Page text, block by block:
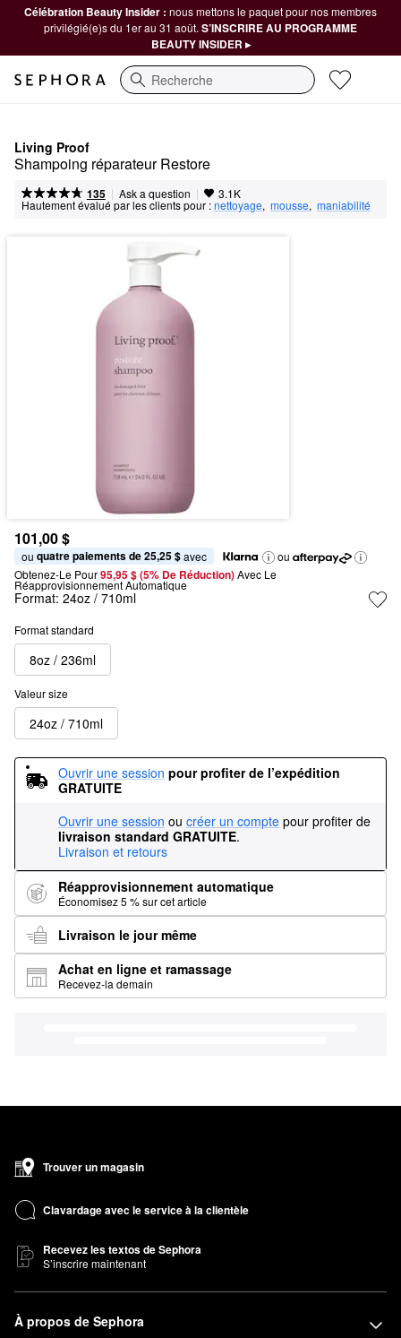
Célébration Beauty Insider : nous mettons le paquet pour nos membres
privilégié(e)s du 1er au 31 août. S’INSCRIRE AU PROGRAMME
BEAUTY INSIDER ▸
Recherche
Living Proof
Shampoing réparateur Restore
135 | Ask a question | 3.1K
Hautement évalué par les clients pour :nettoyage, mousse, maniabilité
101,00 $
ou quatre paiements de 25,25 $ avec
ou
Obtenez-Le Pour95,95 $ (5% De Réduction) Avec Le
Réapprovisionnement Automatique
Format: 24oz / 710ml
Format standard
8oz / 236ml
Valeur size
24oz / 710ml
Ouvrir une session pour profiter de l’expédition
GRATUITE
Ouvrir une session ou créer un compte pour profiter de
livraison standard GRATUITE.
Livraison et retours
Réapprovisionnement automatique
Économisez 5 % sur cet article
Livraison le jour même
Achat en ligne et ramassage
Recevez-la demain
Trouver un magasin
Clavardage avec le service à la clientèle
Recevez les textos de Sephora
S’inscrire maintenant
À propos de Sephora